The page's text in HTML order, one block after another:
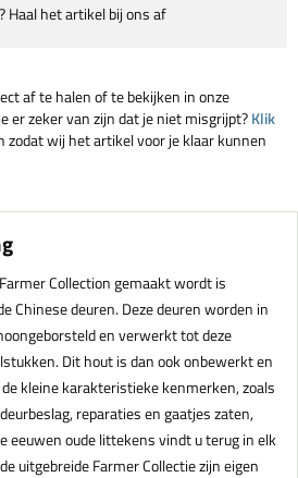
Haal het artikel bij ons af
af te halen of te bekijken in onze
er zeker van zijn dat je niet misgrijpt?Klik
zodat wij het artikel voor je klaar kunnen
Collection gemaakt wordt is
Chinese deuren. Deze deuren worden in
en verwerkt tot deze
Dit hout is dan ook onbewerkt en
kleine karakteristieke kenmerken, zoals
reparaties en gaatjes zaten,
eeuwen oude littekens vindt u terug in elk
uitgebreide Farmer Collectie zijn eigen